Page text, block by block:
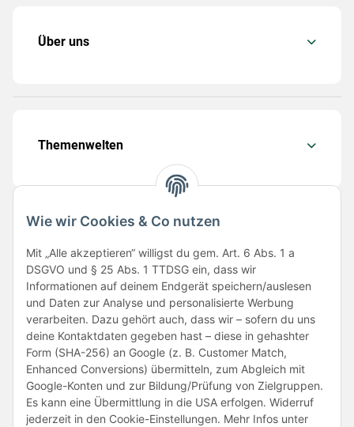
Wie wir Cookies & Co nutzen
Mit „Alle akzeptieren“ willigst du gem. Art. 6 Abs. 1 a
DSGVO und § 25 Abs. 1 TTDSG ein, dass wir
Informationen auf deinem Endgerät speichern/auslesen
und Daten zur Analyse und personalisierte Werbung
verarbeiten. Dazu gehört auch, dass wir – sofern du uns
deine Kontaktdaten gegeben hast – diese in gehashter
Form (SHA-256) an Google (z. B. Customer Match,
Enhanced Conversions) übermitteln, zum Abgleich mit
Google-Konten und zur Bildung/Prüfung von Zielgruppen.
Es kann eine Übermittlung in die USA erfolgen. Widerruf
jederzeit in den Cookie-Einstellungen. Mehr Infos unter
Über uns
Themenwelten
Folge uns
Unsere Partner